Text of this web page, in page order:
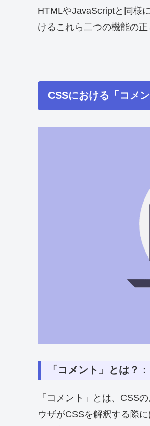
HTMLやJavaScriptと同様
けるこれら二つの機能の
CSSにおける「コメ
「コメント」とは？
「コメント」とは、CSS
ウザがCSSを解釈する際